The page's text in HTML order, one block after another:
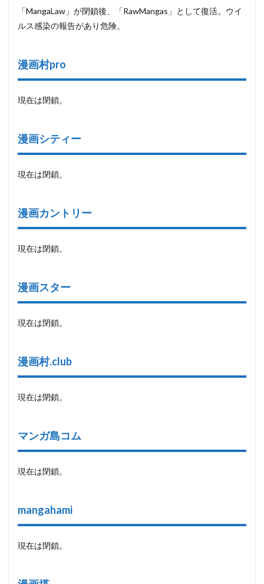
「MangaLaw」が閉鎖後、「RawMangas」として復活。ウイ
ルス感染の報告があり危険。
漫画村pro
現在は閉鎖。
漫画シティー
現在は閉鎖。
漫画カントリー
現在は閉鎖。
漫画スター
現在は閉鎖。
漫画村.club
現在は閉鎖。
マンガ島コム
現在は閉鎖。
mangahami
現在は閉鎖。